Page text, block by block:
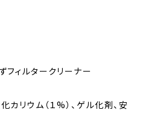
フィルタークリーナー
リウム（１%）、ゲル化剤、安